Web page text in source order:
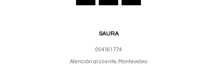
SAURA
094161774
Atención al cliente, Montevideo